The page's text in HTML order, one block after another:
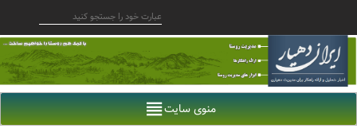
منوی سایت